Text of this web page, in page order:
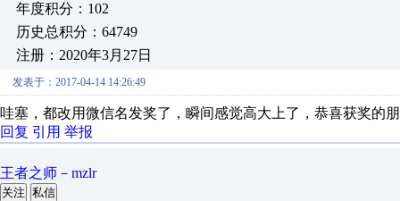
年度积分：102
历史总积分：64749
注册：2020年3月27日
发表于：2017-04-14 14:26:49
哇塞，都改用微信名发奖了，瞬间感觉高大上了，恭喜获奖的
回复 引用 举报
王者之师－mzlr
关注 私信